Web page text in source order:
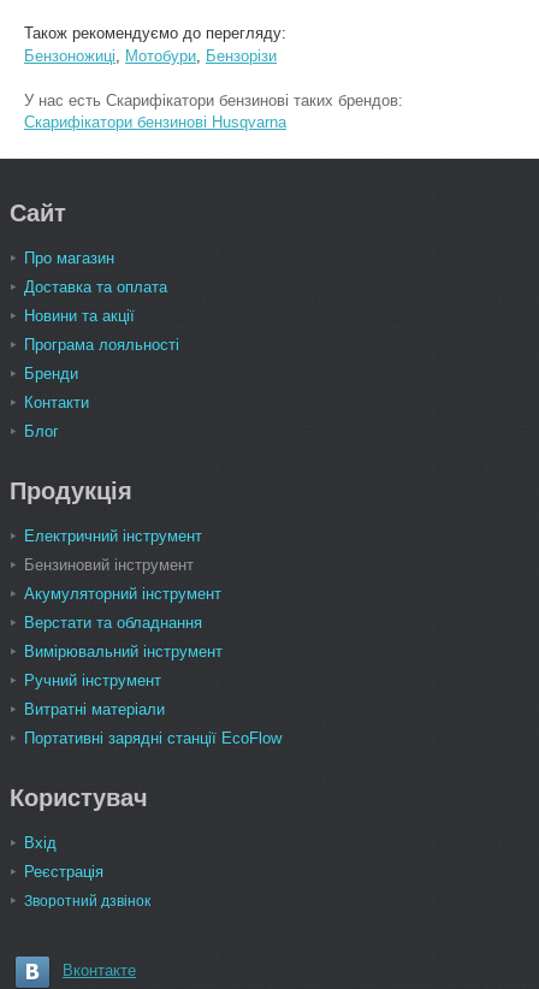
Також рекомендуємо до перегляду:
Бензоножиці, Мотобури, Бензорізи
У нас есть Скарифікатори бензинові таких брендов:
Скарифікатори бензинові Husqvarna
Сайт
Про магазин
Доставка та оплата
Новини та акції
Програма лояльності
Бренди
Контакти
Блог
Продукція
Електричний інструмент
Бензиновий інструмент
Акумуляторний інструмент
Верстати та обладнання
Вимірювальний інструмент
Ручний інструмент
Витратні матеріали
Портативні зарядні станції EcoFlow
Користувач
Вхід
Реєстрація
Зворотний дзвінок
Вконтакте